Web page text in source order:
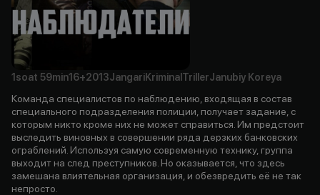
1soat 59min16+2013JangariKriminal TrillerJanubiy Koreya
Команда специалистов по наблюдению, входящая в состав
специального подразделения полиции, получает задание, с
которым никто кроме них не может справиться. Им предстоит
выследить виновных в совершении ряда дерзких банковских
ограблений. Используя самую современную технику, группа
выходит на след преступников. Но оказывается, что здесь
замешана влиятельная организация, и обезвредить её не так
непросто.